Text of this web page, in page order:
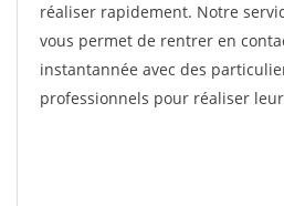
réaliser rapidement. Notre
vous permet de rentrer en
instantannée avec des
professionnels pour réaliser